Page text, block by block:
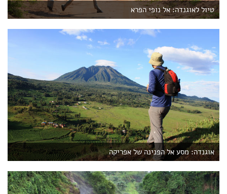
טיול לאוגנדה: אל נופי הפרא
אוגנדה: מסע אל הפנינה של אפריקה